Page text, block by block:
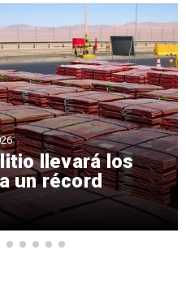
llevará los
un récord